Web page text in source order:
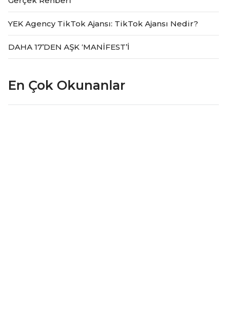
YEK Agency TikTok Ajansı: TikTok Ajansı Nedir?
DAHA 17’DEN AŞK ‘MANİFEST’İ
En Çok Okunanlar